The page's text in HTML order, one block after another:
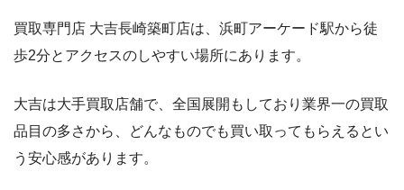
買取専門店 大吉長崎築町店は、浜町アーケード駅から徒
歩2分とアクセスのしやすい場所にあります。
大吉は大手買取店舗で、全国展開もしており業界一の買取
品目の多さから、どんなものでも買い取ってもらえるとい
う安心感があります。